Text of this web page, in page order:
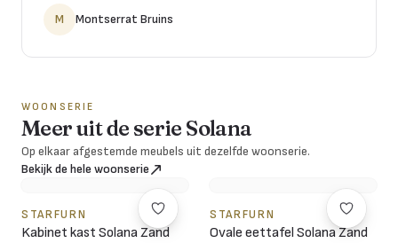
M Montserrat Bruins
WOONSERIE
Meer uit de serie Solana
Op elkaar afgestemde meubels uit dezelfde woonserie.
Bekijk de hele woonserie
STARFURN
Kabinet kast Solana Zand
STARFURN
Ovale eettafel Solana Zand